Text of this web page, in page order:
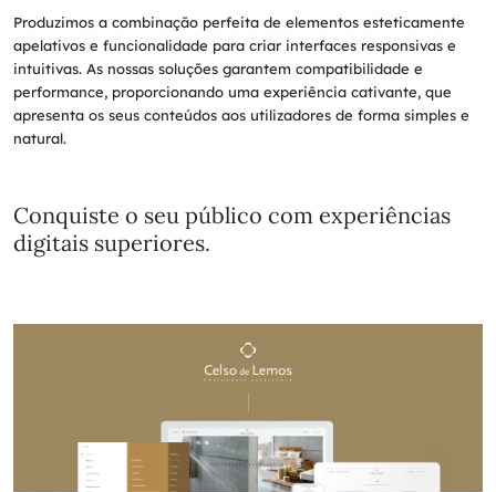
Produzimos a combinação perfeita de elementos esteticamente
apelativos e funcionalidade para criar interfaces responsivas e
intuitivas. As nossas soluções garantem compatibilidade e
performance, proporcionando uma experiência cativante, que
apresenta os seus conteúdos aos utilizadores de forma simples e
natural.
Conquiste o seu público com experiências
digitais superiores.